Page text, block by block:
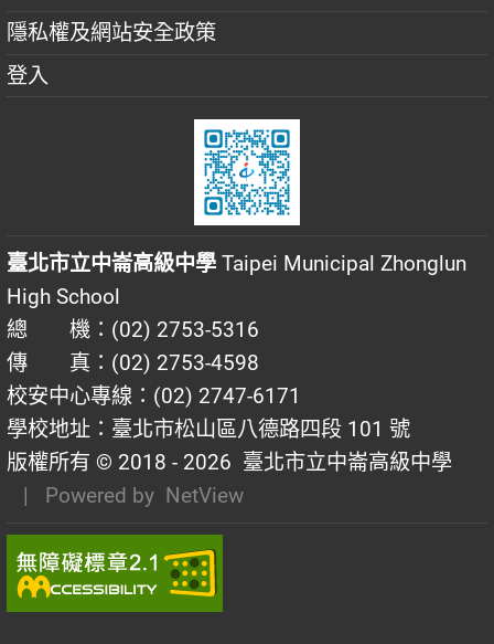
隱私權及網站安全政策
登入
臺北市立中崙高級中學 Taipei Municipal Zhonglun
High School
總 機：(02) 2753-5316
傳 真：(02) 2753-4598
校安中心專線：(02) 2747-6171
學校地址：臺北市松山區八德路四段 101 號
版權所有 © 2018 - 2026 臺北市立中崙高級中學
| Powered by NetView